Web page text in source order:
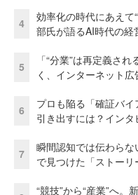
4
効率化の時代にあえ
部氏が語るAI時代の
5
「“分業”は再定義さ
く、インターネット
6
プロも陥る「確証バ
引き出すには？イン
7
瞬間認知では伝わら
で見つけた「ストーリ
“競技”から“産業”へ